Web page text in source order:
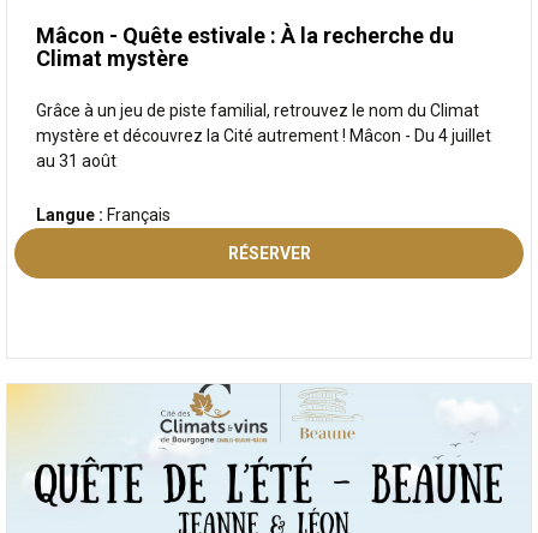
Mâcon - Quête estivale : À la recherche du
Climat mystère
Grâce à un jeu de piste familial, retrouvez le nom du Climat
mystère et découvrez la Cité autrement ! Mâcon - Du 4 juillet
au 31 août
Langue : Français
RÉSERVER